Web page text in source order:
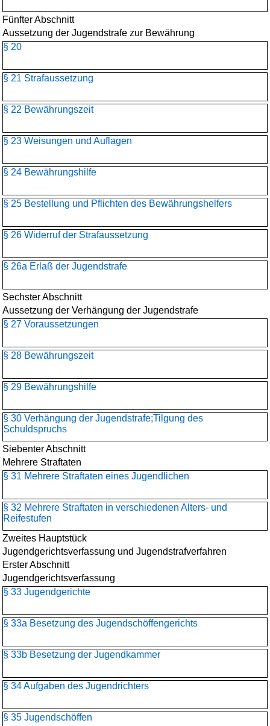
Fünfter Abschnitt
Aussetzung der Jugendstrafe zur Bewährung
§ 20
§ 21 Strafaussetzung
§ 22 Bewährungszeit
§ 23 Weisungen und Auflagen
§ 24 Bewährungshilfe
§ 25 Bestellung und Pflichten des Bewährungshelfers
§ 26 Widerruf der Strafaussetzung
§ 26a Erlaß der Jugendstrafe
Sechster Abschnitt
Aussetzung der Verhängung der Jugendstrafe
§ 27 Voraussetzungen
§ 28 Bewährungszeit
§ 29 Bewährungshilfe
§ 30 Verhängung der Jugendstrafe;Tilgung des
Schuldspruchs
Siebenter Abschnitt
Mehrere Straftaten
§ 31 Mehrere Straftaten eines Jugendlichen
§ 32 Mehrere Straftaten in verschiedenen Alters- und
Reifestufen
Zweites Hauptstück
Jugendgerichtsverfassung und Jugendstrafverfahren
Erster Abschnitt
Jugendgerichtsverfassung
§ 33 Jugendgerichte
§ 33a Besetzung des Jugendschöffengerichts
§ 33b Besetzung der Jugendkammer
§ 34 Aufgaben des Jugendrichters
§ 35 Jugendschöffen